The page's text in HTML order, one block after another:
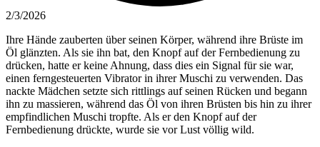
2/3/2026
Ihre Hände zauberten über seinen Körper, während ihre Brüste im
Öl glänzten. Als sie ihn bat, den Knopf auf der Fernbedienung zu
drücken, hatte er keine Ahnung, dass dies ein Signal für sie war,
einen ferngesteuerten Vibrator in ihrer Muschi zu verwenden. Das
nackte Mädchen setzte sich rittlings auf seinen Rücken und begann
ihn zu massieren, während das Öl von ihren Brüsten bis hin zu ihrer
empfindlichen Muschi tropfte. Als er den Knopf auf der
Fernbedienung drückte, wurde sie vor Lust völlig wild.